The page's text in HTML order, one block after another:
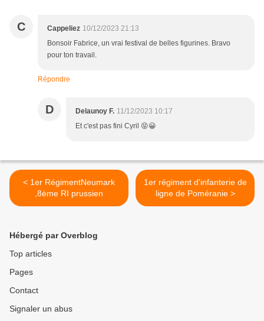
C Cappeliez 10/12/2023 21:13
Bonsoir Fabrice, un vrai festival de belles figurines. Bravo
pour ton travail.
Répondre
D Delaunoy F. 11/12/2023 10:17
Et c'est pas fini Cyril 😝😀
< 1er RégimentNeumark
,8ème RI prussien
1er régiment d'infanterie de
ligne de Poméranie >
Hébergé par Overblog
Top articles
Pages
Contact
Signaler un abus